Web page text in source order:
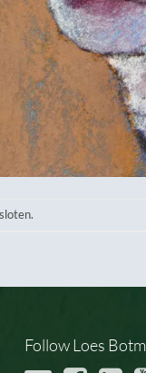
Follow Loes